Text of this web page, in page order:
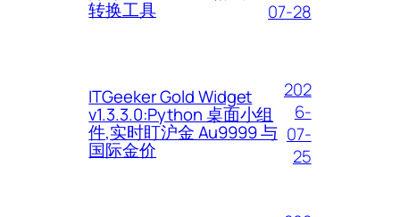
转换工具
07-28
ITGeeker Gold Widget
v1.3.3.0:Python 桌面小组
件,实时盯沪金 Au9999 与
国际金价
202
6-
07-
25